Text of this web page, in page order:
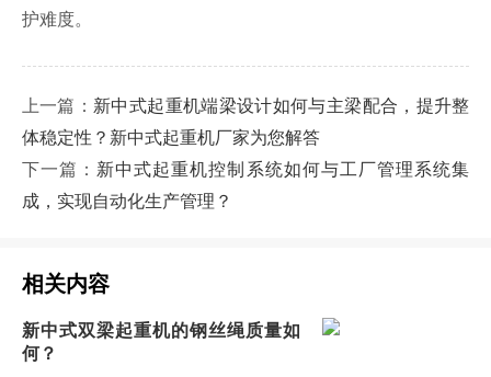
护难度。
上一篇： 新中式起重机端梁设计如何与主梁配合，提升整
体稳定性？新中式起重机厂家为您解答
下一篇： 新中式起重机控制系统如何与工厂管理系统集
成，实现自动化生产管理？
相关内容
新中式双梁起重机的钢丝绳质量如
何？